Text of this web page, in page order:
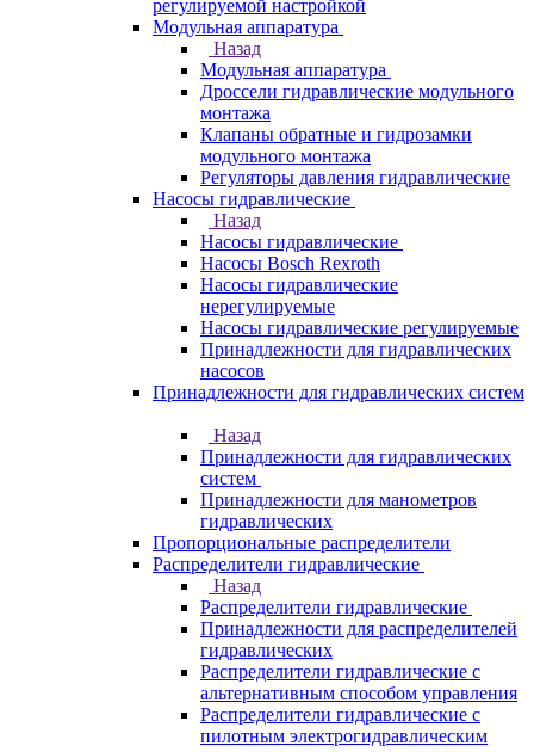
регулируемой настройкой
Модульная аппаратура
Назад
Модульная аппаратура
Дроссели гидравлические модульного
монтажа
Клапаны обратные и гидрозамки
модульного монтажа
Регуляторы давления гидравлические
Насосы гидравлические
Назад
Насосы гидравлические
Насосы Bosch Rexroth
Насосы гидравлические
нерегулируемые
Насосы гидравлические регулируемые
Принадлежности для гидравлических
насосов
Принадлежности для гидравлических систем
Назад
Принадлежности для гидравлических
систем
Принадлежности для манометров
гидравлических
Пропорциональные распределители
Распределители гидравлические
Назад
Распределители гидравлические
Принадлежности для распределителей
гидравлических
Распределители гидравлические с
альтернативным способом управления
Распределители гидравлические с
пилотным электрогидравлическим